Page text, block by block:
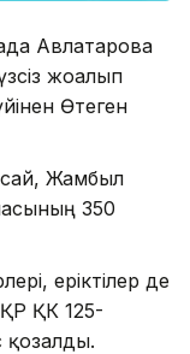
Авлатарова
жоғалып
Өтеген
Жамбыл
350
еріктілер де
ҚК 125-